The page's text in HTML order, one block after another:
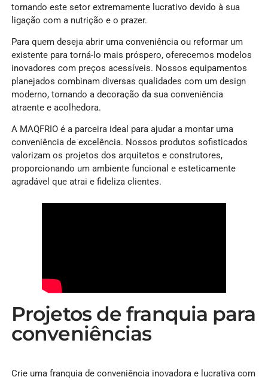
tornando este setor extremamente lucrativo devido à sua
ligação com a nutrição e o prazer.
Para quem deseja abrir uma conveniência ou reformar um
existente para torná-lo mais próspero, oferecemos modelos
inovadores com preços acessíveis. Nossos equipamentos
planejados combinam diversas qualidades com um design
moderno, tornando a decoração da sua conveniência
atraente e acolhedora.
A MAQFRIO é a parceira ideal para ajudar a montar uma
conveniência de excelência. Nossos produtos sofisticados
valorizam os projetos dos arquitetos e construtores,
proporcionando um ambiente funcional e esteticamente
agradável que atrai e fideliza clientes.
Projetos de franquia para
conveniências
Crie uma franquia de conveniência inovadora e lucrativa com